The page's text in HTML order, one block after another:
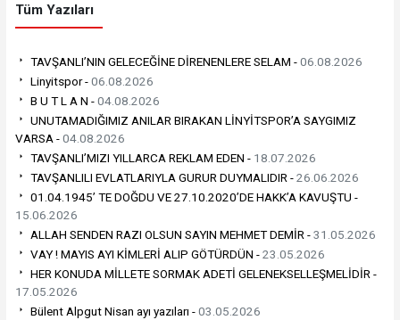
Tüm Yazıları
TAVŞANLI’NIN GELECEĞİNE DİRENENLERE SELAM -06.08.2026
Linyitspor -06.08.2026
B U T L A N -04.08.2026
UNUTAMADIĞIMIZ ANILAR BIRAKAN LİNYİTSPOR’A SAYGIMIZ
VARSA -04.08.2026
TAVŞANLI’MIZI YILLARCA REKLAM EDEN - 18.07.2026
TAVŞANLILI EVLATLARIYLA GURUR DUYMALIDIR -26.06.2026
01.04.1945’ TE DOĞDU VE 27.10.2020’DE HAKK’A KAVUŞTU -
15.06.2026
ALLAH SENDEN RAZI OLSUN SAYIN MEHMET DEMİR -31.05.2026
VAY ! MAYIS AYI KİMLERİ ALIP GÖTÜRDÜN -23.05.2026
HER KONUDA MİLLETE SORMAK ADETİ GELENEKSELLEŞMELİDİR -
17.05.2026
Bülent Alpgut Nisan ayı yazıları -03.05.2026